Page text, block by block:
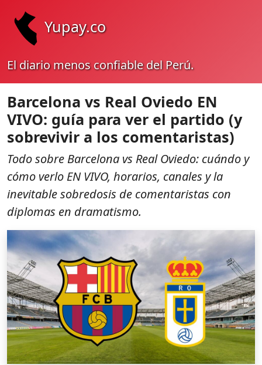
Yupay.co
El diario menos confiable del Perú.
Barcelona vs Real Oviedo EN
VIVO: guía para ver el partido (y
sobrevivir a los comentaristas)
Todo sobre Barcelona vs Real Oviedo: cuándo y
cómo verlo EN VIVO, horarios, canales y la
inevitable sobredosis de comentaristas con
diplomas en dramatismo.